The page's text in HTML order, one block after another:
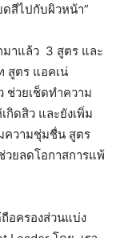
สีไปกับผิวหน้า”
มาแล้ว 3 สูตร และ
สูตร แอคเน่
ช่วยเช็ดทำความ
กิดสิว และยังเพิ่ม
ความชุ่มชื่น สูตร
ยลดโอกาสการแพ้
อครองส่วนแบ่ง